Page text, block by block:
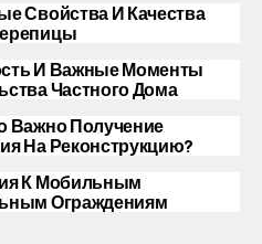
Свойства И Качества
И Важные Моменты
Частного Дома
Важно Получение
На Реконструкцию?
К Мобильным
Ограждениям